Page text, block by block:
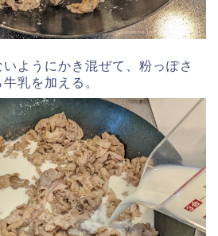
ようにかき混ぜて、粉っぽさ
乳を加える。